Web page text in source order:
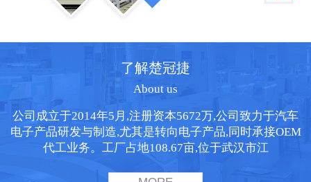
了解楚冠捷
About us
公司成立于2014年5月,注册资本5672万,公司致力于汽车
电子产品研发与制造,尤其是转向电子产品,同时承接OEM
代工业务。工厂占地108.67亩,位于武汉市江